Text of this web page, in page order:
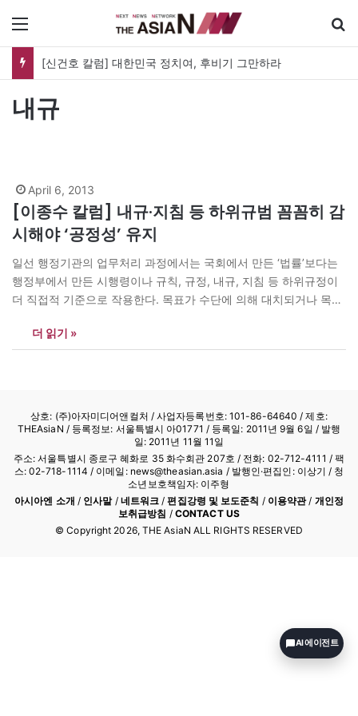
[신건호 칼럼] 대한민국 정치여, 후비기 그만하라
내규
April 6, 2013
[이종수 칼럼] 내규·지침 등 하위규범 꼼꼼히 감
시해야 ‘공정성’ 유지
일선 행정기관의 업무처리 과정에서는 국회에서 만든 ‘법률’보다는
행정부에서 만든 시행령이나 규칙, 규정, 내규, 지침 등 하위규정이
더 직접적 기준으로 작용한다. 목표가 수단에 의해 대치되거나 목
of goals) 현상이 나타난다. 법령체계의 최상위 규범으로서의 헌법
은 국가통치의 기본원리를 담고 있다. 인류사회의 보편적 가치나 기
더 읽기 »
상호: (주)아자미디어앤컬처 /사업자등록번호: 101-86-64640 / 제호:
THEAsiaN / 등록정보: 서울특별시 아01771 / 등록일: 2011년 9월 6일 / 발행
일: 2011년 11월 11일
주소: 서울특별시 종로구 혜화로 35 화수회관 207호 / 전화: 02-712-4111 / 팩
스: 02-718-1114 / 이메일: news@theasian.asia / 발행인·편집인: 이상기 / 청
소년보호책임자: 이주형
아시아엔 소개 / 인사말/ 네트워크 /편집강령 및 보도준칙 / 이용약관/ 개인정
보취급방침 / CONTACT US
© Copyright 2026, THE AsiaN ALL RIGHTS RESERVED
AI 에이전트